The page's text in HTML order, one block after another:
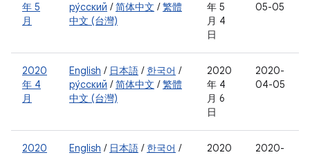
年 5
月
ру́сский /简体中文 /繁體
中文 (台灣)
年 5
月 4
日
05-05
2020
年 4
月
English / 日本語 / 한국어 /
ру́сский /简体中文 /繁體
中文 (台灣)
2020
年 4
月 6
日
2020-
04-05
2020
English / 日本語 / 한국어 /
2020
2020-